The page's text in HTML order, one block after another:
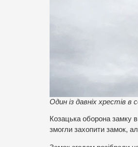
Один із давніх хрестів в
Козацька оборона замку в
змогли захопити замок,